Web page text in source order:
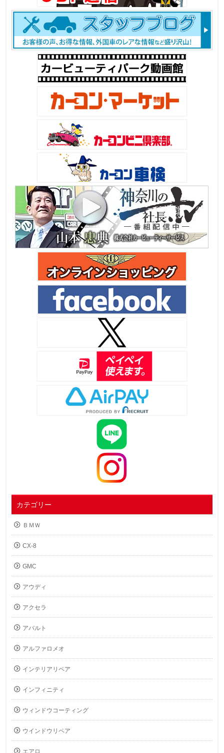
カテゴリー
ＢＭＷ
CX-8
GMC
アウディ
アクセラ
アバルト
アルファロメオ
インテリアリペア
インフィニティ
ウィンドウコーティング
ウインドウリペア
エアロ